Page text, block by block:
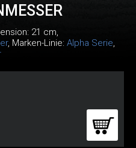
21 cm,
, Marken-Linie: Alpha Serie,